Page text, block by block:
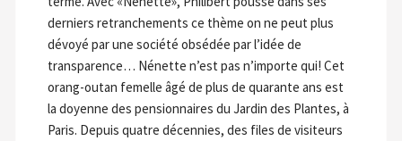
derniers retranchements ce thème on ne peut plus
dévoyé par une société obsédée par l’idée de
transparence… Nénette n’est pas n’importe qui! Cet
orang-outan femelle âgé de plus de quarante ans est
la doyenne des pensionnaires du Jardin des Plantes, à
Paris. Depuis quatre décennies, des files de visiteurs